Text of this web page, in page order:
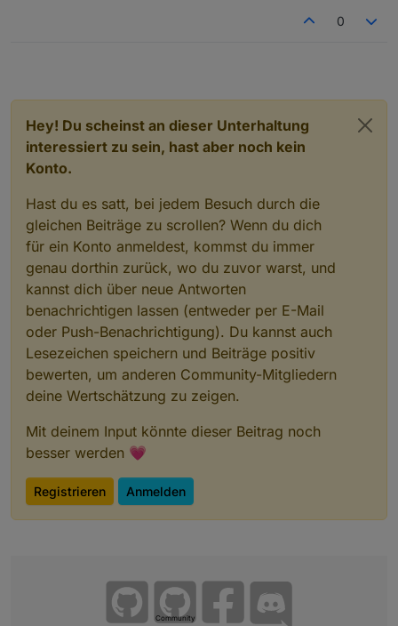
0
Hey! Du scheinst an dieser Unterhaltung
interessiert zu sein, hast aber noch kein
Konto.
Hast du es satt, bei jedem Besuch durch die
gleichen Beiträge zu scrollen? Wenn du dich
für ein Konto anmeldest, kommst du immer
genau dorthin zurück, wo du zuvor warst, und
kannst dich über neue Antworten
benachrichtigen lassen (entweder per E-Mail
oder Push-Benachrichtigung). Du kannst auch
Lesezeichen speichern und Beiträge positiv
bewerten, um anderen Community-Mitgliedern
deine Wertschätzung zu zeigen.
Mit deinem Input könnte dieser Beitrag noch
besser werden 💗
Registrieren Anmelden
Community